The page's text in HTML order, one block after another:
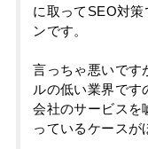
に取ってSEO対
ンです。
言っちゃ悪いです
ルの低い業界です
会社のサービスを
っているケースが